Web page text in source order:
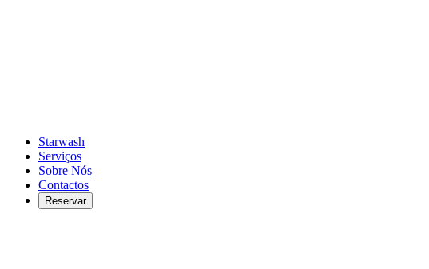
Starwash
Serviços
Sobre Nós
Contactos
Reservar